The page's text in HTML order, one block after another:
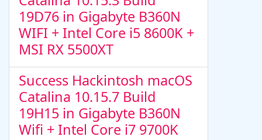
19D76 in Gigabyte B360N
WIFI + Intel Core i5 8600K +
MSI RX 5500XT
Success Hackintosh macOS
Catalina 10.15.7 Build
19H15 in Gigabyte B360N
Wifi + Intel Core i7 9700K